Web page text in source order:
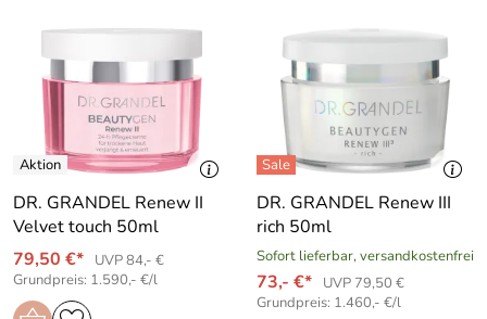
DR. GRANDEL Renew II
Velvet touch 50ml
79,50 €*
UVP 84,- €
Grundpreis: 1.590,- €/l
DR. GRANDEL Renew III
rich 50ml
Sofort lieferbar, versandkostenfrei
73,- €*
UVP 79,50 €
Grundpreis: 1.460,- €/l